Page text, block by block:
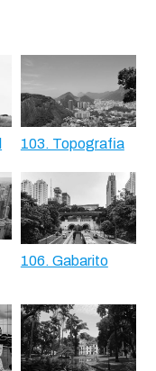
103. Topografia
106. Gabarito